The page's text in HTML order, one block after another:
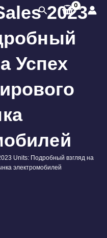
Поиск
2023
Успех
Units: Подробный взгляд на
электромобилей